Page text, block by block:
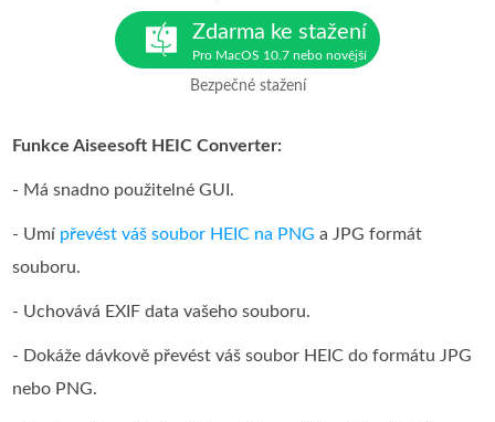
Zdarma ke stažení
Pro MacOS 10.7 nebo novější
Bezpečné stažení
Funkce Aiseesoft HEIC Converter:
- Má snadno použitelné GUI.
- Umí převést váš soubor HEIC na PNG a JPG formát
souboru.
- Uchovává EXIF data vašeho souboru.
- Dokáže dávkově převést váš soubor HEIC do formátu JPG
nebo PNG.